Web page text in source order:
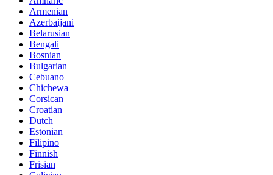
Armenian
Azerbaijani
Belarusian
Bengali
Bosnian
Bulgarian
Cebuano
Chichewa
Corsican
Croatian
Dutch
Estonian
Filipino
Finnish
Frisian